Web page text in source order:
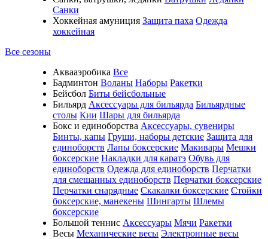
Санки
Хоккейная амуниция Защита паха Одежда
хоккейная
Все сезоны
Аквааэробика Все
Бадминтон Воланы Наборы Ракетки
Бейсбол Биты бейсбольные
Бильярд Аксессуары для бильярда Бильярдные
столы Кии Шары для бильярда
Бокс и единоборства Аксессуары, сувениры
Бинты, капы Груши, наборы детские Защита для
единоборств Лапы боксерские Макивары Мешки
боксерские Накладки для каратэ Обувь для
единоборств Одежда для единоборств Перчатки
для смешанных единоборств Перчатки боксерские
Перчатки снарядные Скакалки боксерские Стойки
боксерские, манекены Шингарты Шлемы
боксерские
Большой теннис Аксессуары Мячи Ракетки
Весы Механические весы Электронные весы